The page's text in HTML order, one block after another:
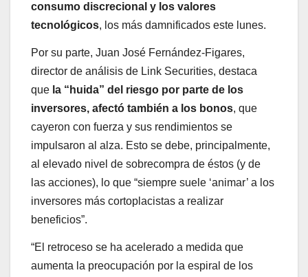
consumo discrecional y los valores
tecnológicos, los más damnificados este lunes.
Por su parte, Juan José Fernández-Figares,
director de análisis de Link Securities, destaca
que la “huida” del riesgo por parte de los
inversores, afectó también a los bonos, que
cayeron con fuerza y sus rendimientos se
impulsaron al alza. Esto se debe, principalmente,
al elevado nivel de sobrecompra de éstos (y de
las acciones), lo que “siempre suele ‘animar’ a los
inversores más cortoplacistas a realizar
beneficios”.
“El retroceso se ha acelerado a medida que
aumenta la preocupación por la espiral de los